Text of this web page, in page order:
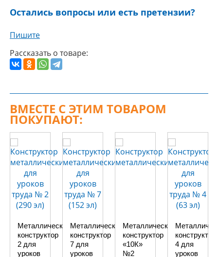
Остались вопросы или есть претензии?
Пишите
Рассказать о товаре:
ВМЕСТЕ С ЭТИМ ТОВАРОМ
ПОКУПАЮТ:
Металлический
конструктор
2 для
уроков
Металлический
конструктор
7 для
уроков
Металлический
конструктор
«10К»
№2
конструктор
4 для
уроков